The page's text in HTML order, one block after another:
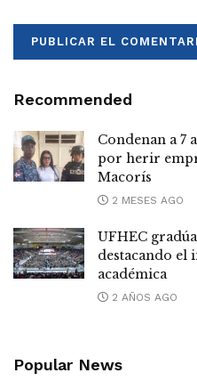
Recommended
Condenan a 7
por herir
Macorís
2 MESES AGO
UFHEC
destacando el
académica
2 AÑOS AGO
Popular News